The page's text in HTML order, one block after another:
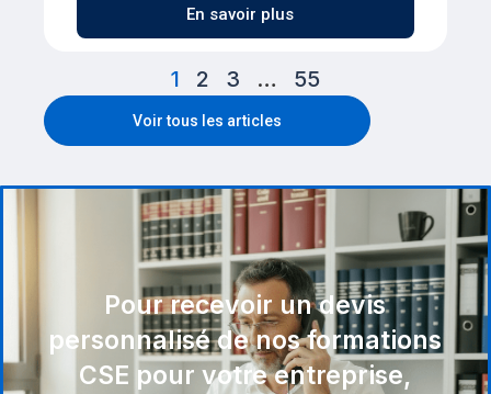
En savoir plus
1 2 3 … 55
Voir tous les articles
Pour recevoir un devis
personnalisé de nos formations
CSE pour votre entreprise,